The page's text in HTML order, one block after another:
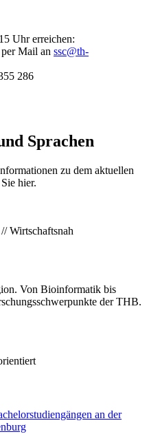
Uhr erreichen:
Mail an ssc@th-
286
Sprachen
zu dem aktuellen
hier.
Wirtschaftsnah
Von Bioinformatik bis
der THB.